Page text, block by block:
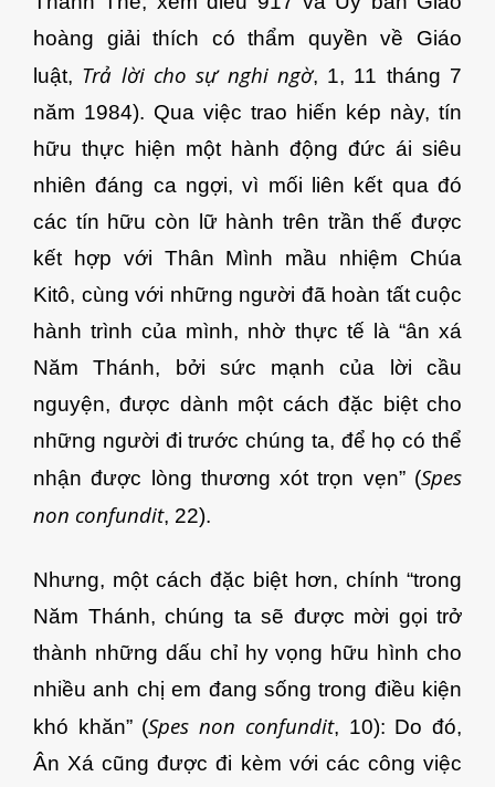
hoàng giải thích có thẩm quyền về Giáo
luật, Trả lời cho sự nghi ngờ, 1, 11 tháng 7
năm 1984). Qua việc trao hiến kép này, tín
hữu thực hiện một hành động đức ái siêu
nhiên đáng ca ngợi, vì mối liên kết qua đó
các tín hữu còn lữ hành trên trần thế được
kết hợp với Thân Mình mầu nhiệm Chúa
Kitô, cùng với những người đã hoàn tất cuộc
hành trình của mình, nhờ thực tế là “ân xá
Năm Thánh, bởi sức mạnh của lời cầu
nguyện, được dành một cách đặc biệt cho
những người đi trước chúng ta, để họ có thể
nhận được lòng thương xót trọn vẹn” (Spes
non confundit, 22).
Nhưng, một cách đặc biệt hơn, chính “trong
Năm Thánh, chúng ta sẽ được mời gọi trở
thành những dấu chỉ hy vọng hữu hình cho
nhiều anh chị em đang sống trong điều kiện
khó khăn” (Spes non confundit, 10): Do đó,
Ân Xá cũng được đi kèm với các công việc